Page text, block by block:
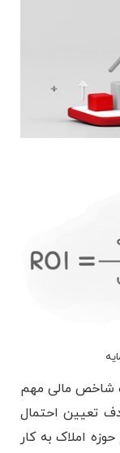
شاخص مالی مهم
تعیین احتمال
املاک به کار